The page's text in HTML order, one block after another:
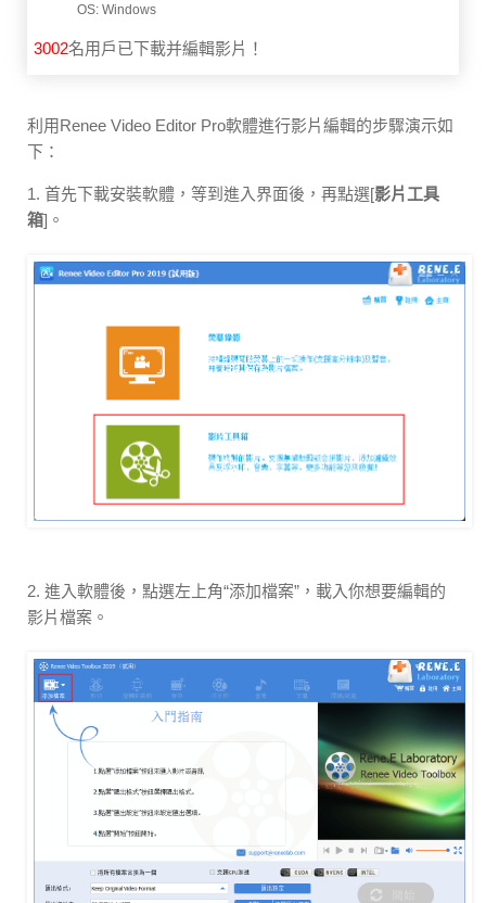
3002名用戶已下載并編輯影片！
利用Renee Video Editor Pro軟體進行影片編輯的步驟演示如
下：
1. 首先下載安裝軟體，等到進入界面後，再點選[影片工具
箱]。
2. 進入軟體後，點選左上角“添加檔案”，載入你想要編輯的
影片檔案。